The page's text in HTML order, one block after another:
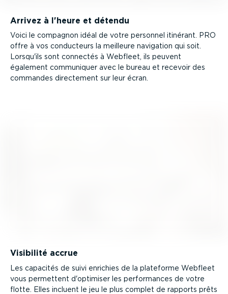
Arrivez à l'heure et détendu
Voici le compagnon idéal de votre personnel itinérant. PRO
offre à vos conducteurs la meilleure navigation qui soit.
Lorsqu'ils sont connectés à Webfleet, ils peuvent
également communiquer avec le bureau et recevoir des
commandes directement sur leur écran.
Visibilité accrue
Les capacités de suivi enrichies de la plateforme Webfleet
vous permettent d'optimiser les perfor­mances de votre
flotte. Elles incluent le jeu le plus complet de rapports prêts